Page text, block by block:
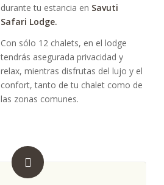
durante tu estancia en Savuti
Safari Lodge.
Con sólo 12 chalets, en el lodge
tendrás asegurada privacidad y
relax, mientras disfrutas del lujo y el
confort, tanto de tu chalet como de
las zonas comunes.